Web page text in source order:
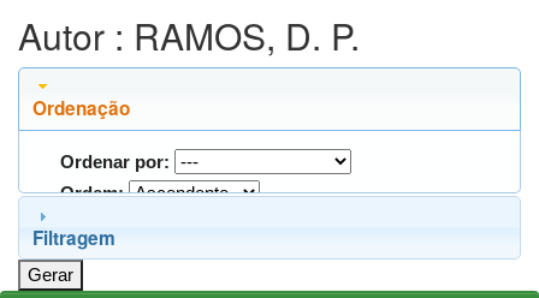
Autor : RAMOS, D. P.
Ordenação
Ordenar por:
Ordem:
Filtragem